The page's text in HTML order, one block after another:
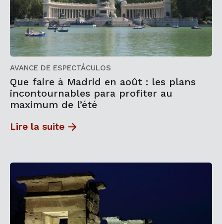
AVANCE DE ESPECTÁCULOS
Que faire à Madrid en août : les plans
incontournables para profiter au
maximum de l’été
Lire la suite